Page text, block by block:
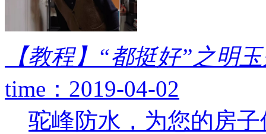
【教程】“都挺好”之明
time：2019-04-02
驼峰防水，为您的房